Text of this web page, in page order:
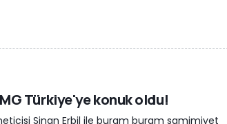
Türkiye'ye konuk oldu!
Sinan Erbil ile buram buram samimiyet